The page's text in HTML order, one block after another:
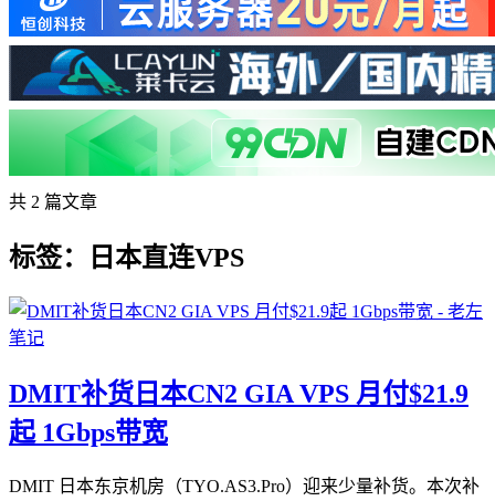
共 2 篇文章
标签：日本直连VPS
DMIT补货日本CN2 GIA VPS 月付$21.9
起 1Gbps带宽
DMIT 日本东京机房（TYO.AS3.Pro）迎来少量补货。本次补